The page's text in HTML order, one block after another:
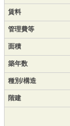
賃料
管理費等
面積
築年数
種別/構造
階建